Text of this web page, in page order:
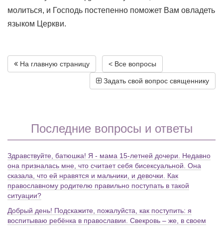
молиться, и Господь постепенно поможет Вам овладеть
языком Церкви.
На главную страницу < Все вопросы
Задать свой вопрос священнику
Последние вопросы и ответы
Здравствуйте, батюшка! Я - мама 15-летней дочери. Недавно
она призналась мне, что считает себя бисексуальной. Она
сказала, что ей нравятся и мальчики, и девочки. Как
православному родителю правильно поступать в такой
ситуации?
Добрый день! Подскажите, пожалуйста, как поступить: я
воспитываю ребёнка в православии. Свекровь – же, в своем